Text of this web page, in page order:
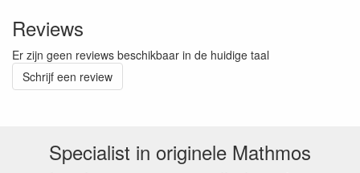
Reviews
Er zijn geen reviews beschikbaar in de huidige taal
Schrijf een review
Specialist in originele Mathmos